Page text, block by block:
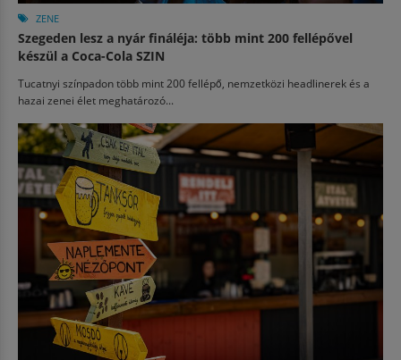
ZENE
Szegeden lesz a nyár fináléja: több mint 200 fellépővel
készül a Coca-Cola SZIN
Tucatnyi színpadon több mint 200 fellépő, nemzetközi headlinerek és a
hazai zenei élet meghatározó...